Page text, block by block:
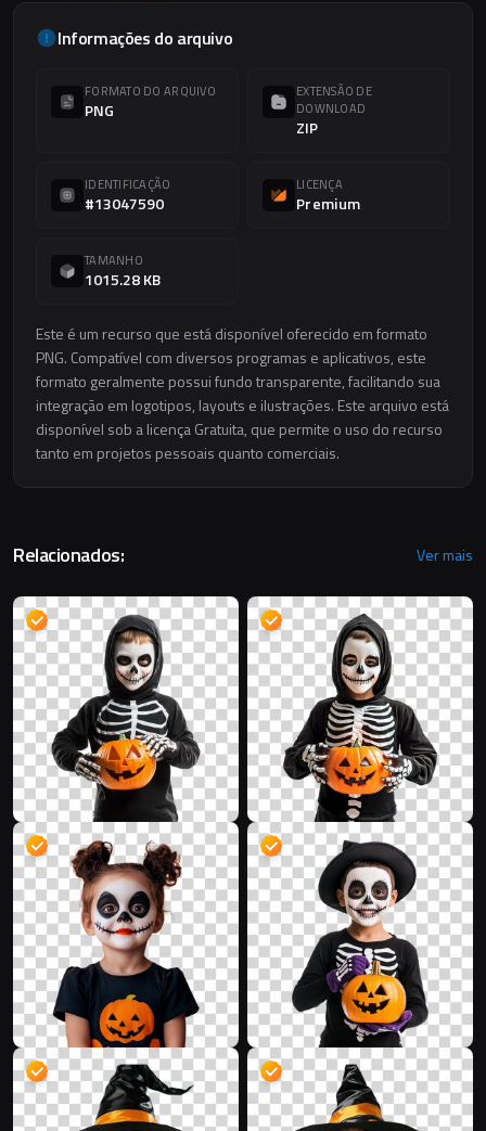
Informações do arquivo
FORMATO DO ARQUIVO
PNG
EXTENSÃO DE
DOWNLOAD
ZIP
IDENTIFICAÇÃO
#13047590
LICENÇA
Premium
TAMANHO
1015.28 KB
Este é um recurso que está disponível oferecido em formato
PNG. Compatível com diversos programas e aplicativos, este
formato geralmente possui fundo transparente, facilitando sua
integração em logotipos, layouts e ilustrações. Este arquivo está
disponível sob a licença Gratuita, que permite o uso do recurso
tanto em projetos pessoais quanto comerciais.
Relacionados: Ver mais